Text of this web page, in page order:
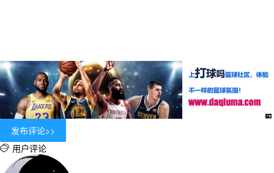
 用户评论